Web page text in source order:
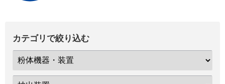
カテゴリで絞り込む